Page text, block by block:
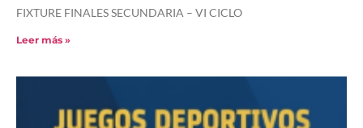
FIXTURE FINALES SECUNDARIA – VI CICLO
Leer más »